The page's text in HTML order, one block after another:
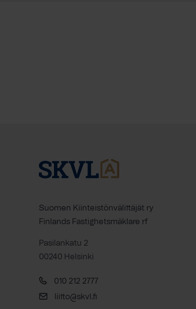
Suomen Kiinteistönvälittäjät ry
Finlands Fastighetsmäklare rf
Pasilankatu 2
00240 Helsinki
010 212 2777
liitto@skvl.fi